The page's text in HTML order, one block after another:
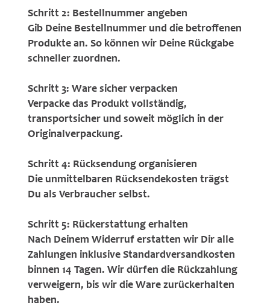
Schritt 2: Bestellnummer angeben
Gib Deine Bestellnummer und die betroffenen
Produkte an. So können wir Deine Rückgabe
schneller zuordnen.
Schritt 3: Ware sicher verpacken
Verpacke das Produkt vollständig,
transportsicher und soweit möglich in der
Originalverpackung.
Schritt 4: Rücksendung organisieren
Die unmittelbaren Rücksendekosten trägst
Du als Verbraucher selbst.
Schritt 5: Rückerstattung erhalten
Nach Deinem Widerruf erstatten wir Dir alle
Zahlungen inklusive Standardversandkosten
binnen 14 Tagen. Wir dürfen die Rückzahlung
verweigern, bis wir die Ware zurückerhalten
haben.